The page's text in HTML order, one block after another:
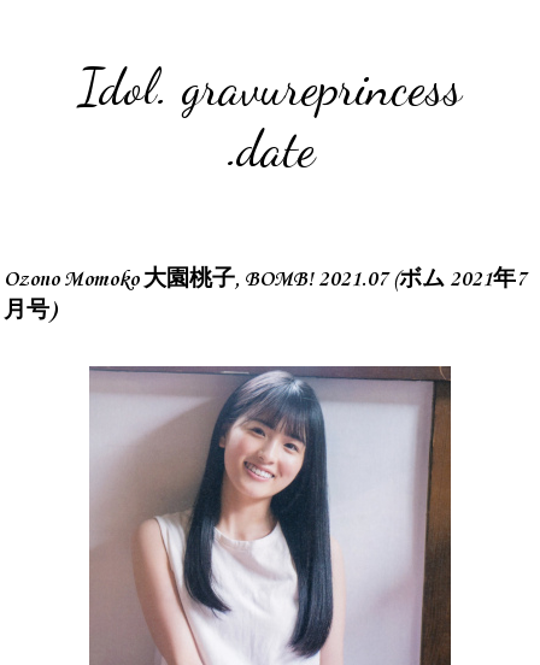
Idol. gravureprincess
.date
Ozono Momoko 大園桃子, BOMB! 2021.07 (ボム 2021年7
月号)